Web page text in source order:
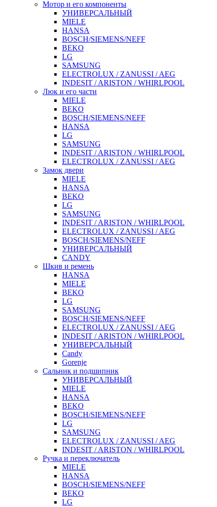
Мотор и его компоненты
УНИВЕРСАЛЬНЫЙ
MIELE
HANSA
BOSCH/SIEMENS/NEFF
BEKO
LG
SAMSUNG
ELECTROLUX / ZANUSSI / AEG
INDESIT / ARISTON / WHIRLPOOL
Люк и его части
MIELE
BEKO
BOSCH/SIEMENS/NEFF
HANSA
LG
SAMSUNG
INDESIT / ARISTON / WHIRLPOOL
ELECTROLUX / ZANUSSI / AEG
Замок двери
MIELE
HANSA
BEKO
LG
SAMSUNG
INDESIT / ARISTON / WHIRLPOOL
ELECTROLUX / ZANUSSI / AEG
BOSCH/SIEMENS/NEFF
УНИВЕРСАЛЬНЫЙ
CANDY
Шкив и ремень
HANSA
MIELE
BEKO
LG
SAMSUNG
BOSCH/SIEMENS/NEFF
ELECTROLUX / ZANUSSI / AEG
INDESIT / ARISTON / WHIRLPOOL
УНИВЕРСАЛЬНЫЙ
Candy
Gorenje
Сальник и подшипник
УНИВЕРСАЛЬНЫЙ
MIELE
HANSA
BEKO
BOSCH/SIEMENS/NEFF
LG
SAMSUNG
ELECTROLUX / ZANUSSI / AEG
INDESIT / ARISTON / WHIRLPOOL
Ручка и переключатель
MIELE
HANSA
BOSCH/SIEMENS/NEFF
BEKO
LG